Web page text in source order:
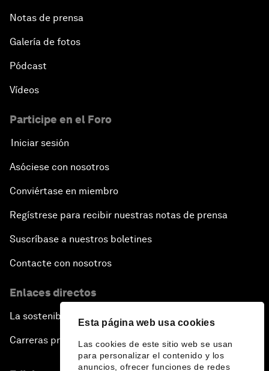
Esta página web usa cookies
Las cookies de este sitio web se usan
para personalizar el contenido y los
anuncios, ofrecer funciones de redes
Notas de prensa
Galería de fotos
Pódcast
Vídeos
Participe en el Foro
Iniciar sesión
Asóciese con nosotros
Conviértase en miembro
Regístrese para recibir nuestras notas de prensa
Suscríbase a nuestros boletines
Contacte con nosotros
Enlaces directos
La sostenibilidad en el Foro
Carreras profesionales